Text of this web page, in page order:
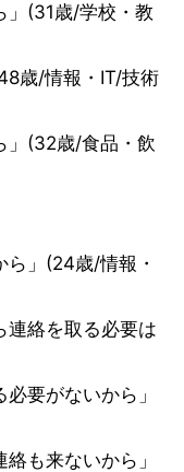
」(31歳/学校・教
歳/情報・IT/技術
」(32歳/食品・飲
ら」(24歳/情報・
連絡を取る必要は
要がないから」
も来ないから」